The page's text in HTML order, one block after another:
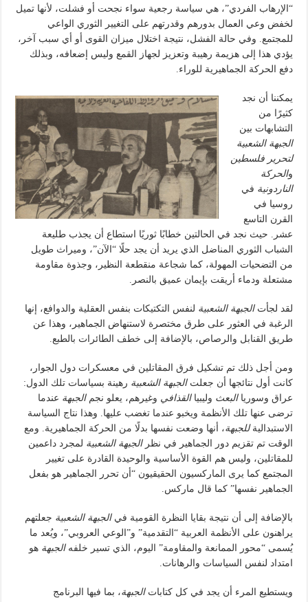
“الإرهاب الفردي”، هي سياسة رجعية سواء نجحت أو فشلت، لأنها تميل
لخفض وعي العمال بدورهم وقدرتهم على التغيير الثوري الواعي
للمجتمع. وفي حالة الفشل، نتيجة اختلال ميزان القوى أو أي سبب آخر،
يؤدي هذا إلى هزيمة رهيبة وتعزيز لجهاز القمع وليس إضعافه، وبذلك
دفع الحركة الجماهيرية للوراء.
يمكننا أن نجد
كثيرًا من
التشابهات بين
الجبهة الشعبية
لتحرير فلسطين
والحركة
الناردونية في
روسيا في
القرن التاسع
عشر. حيث نجد في الحالتين خطابًا ثوريًا استطاع أن يجذب طليعة
الشباب الثوري المناضل الذي يريد أن يجد حلًا “الآن”، وميراث طويل
من التضحيات المهولة، كما شجاعة منقطعة النظير، وجذوة مقاومة
مشتعلة ودماء أريقت بإيمان عميق بالنصر.
لقد لجأتالجبهة الشعبية لنفس التكتيكات بنفس العقلية والدوافع، إنها
الرغبة في العثور على طرق مختصرة لاستنهاض الجماهير، وهذا عن
طريق القنابل والرصاص، بالإضافة إلى خطف الطائرات بالطبع.
ومن أجل ذلك تم تشكيل فرق المقاتلين في معسكرات دول الجوار،
كانت أول نتائجها أن جعلتالجبهة الشعبية رهينة بسياسات تلك الدول:
عراق وسورياالبعث وليبياالقذافي وغيرهم، يعلو نجمالجبهة عندما
ترضى عنها تلك الأنظمة ويخبو عندما تغضب عليها. وهذا نتاج السياسة
الاستبدالية للجبهة، أنها وضعت نفسها بدلًا من الحركة الجماهيرية. ومع
الوقت تم تقزيم دور الجماهير في نظرالجبهة الشعبية لمجرد داعمين
للمقاتلين، وليس هم القوة الأساسية والوحيدة القادرة على تغيير
المجتمع كما يرى الماركسيون الحقيقيون “أن تحرر الجماهير هو بفعل
الجماهير نفسها” كما قال ماركس.
بالإضافة إلى أن نتيجة بقايا النظرة القومية فيالجبهة الشعبية جعلتهم
يراهنون على الأنظمة العربية “التقدمية” و”الوعي العروبي”، ويُعد ما
يُسمى “محور الممانعة والمقاومة” اليوم، الذي تسير خلفهالجبهة هو
امتداد لنفس السياسات والرهانات.
ويستطيع المرء أن يجد في كل كتاباتالجبهة، بما فيها البرنامج